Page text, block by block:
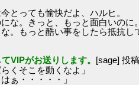
とっても愉快だよ、ハルヒ。
な。きっと、もっと面白いのに。
。もっと酷い事をしたら抵抗し
VIPがお送りします。 [sage] 投
くそこを動くなよ」
ぁ・・・・・」